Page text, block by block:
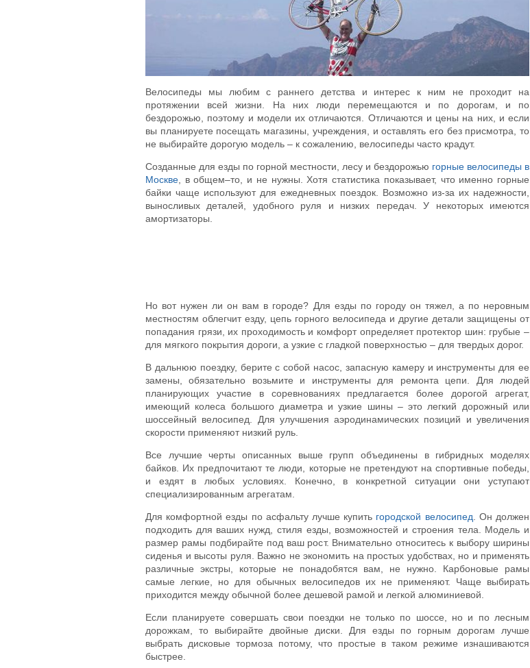
Велосипеды мы любим с раннего детства и интерес к ним не проходит на
протяжении всей жизни. На них люди перемещаются и по дорогам, и по
бездорожью, поэтому и модели их отличаются. Отличаются и цены на них, и если
вы планируете посещать магазины, учреждения, и оставлять его без присмотра, то
не выбирайте дорогую модель – к сожалению, велосипеды часто крадут.
Созданные для езды по горной местности, лесу и бездорожью горные велосипеды в
Москве , в общем–то, и не нужны. Хотя статистика показывает, что именно горные
байки чаще используют для ежедневных поездок. Возможно из-за их надежности,
выносливых деталей, удобного руля и низких передач. У некоторых имеются
амортизаторы.
Но вот нужен ли он вам в городе? Для езды по городу он тяжел, а по неровным
местностям облегчит езду, цепь горного велосипеда и другие детали защищены от
попадания грязи, их проходимость и комфорт определяет протектор шин: грубые –
для мягкого покрытия дороги, а узкие с гладкой поверхностью – для твердых дорог.
В дальнюю поездку, берите с собой насос, запасную камеру и инструменты для ее
замены, обязательно возьмите и инструменты для ремонта цепи. Для людей
планирующих участие в соревнованиях предлагается более дорогой агрегат,
имеющий колеса большого диаметра и узкие шины – это легкий дорожный или
шоссейный велосипед. Для улучшения аэродинамических позиций и увеличения
скорости применяют низкий руль.
Все лучшие черты описанных выше групп объединены в гибридных моделях
байков. Их предпочитают те люди, которые не претендуют на спортивные победы,
и ездят в любых условиях. Конечно, в конкретной ситуации они уступают
специализированным агрегатам.
Для комфортной езды по асфальту лучше купить городской велосипед . Он должен
подходить для ваших нужд, стиля езды, возможностей и строения тела. Модель и
размер рамы подбирайте под ваш рост. Внимательно относитесь к выбору ширины
сиденья и высоты руля. Важно не экономить на простых удобствах, но и применять
различные экстры, которые не понадобятся вам, не нужно. Карбоновые рамы
самые легкие, но для обычных велосипедов их не применяют. Чаще выбирать
приходится между обычной более дешевой рамой и легкой алюминиевой.
Если планируете совершать свои поездки не только по шоссе, но и по лесным
дорожкам, то выбирайте двойные диски. Для езды по горным дорогам лучше
выбрать дисковые тормоза потому, что простые в таком режиме изнашиваются
быстрее.